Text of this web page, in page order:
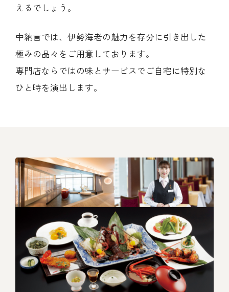
えるでしょう。
中納言では、伊勢海老の魅力を存分に引き出した
極みの品々をご用意しております。
専門店ならではの味とサービスでご自宅に特別な
ひと時を演出します。